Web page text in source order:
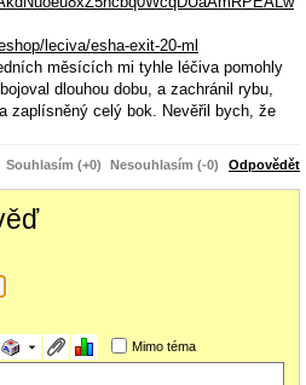
leciva/esha-exit-20-ml
měsících mi tyhle léčiva pomohly
dlouhou dobu, a zachránil rybu,
zaplísněný celý bok. Nevěřil bych, že
Souhlasím (+0) Nesouhlasím (-0) Odpovědět
Mimo téma